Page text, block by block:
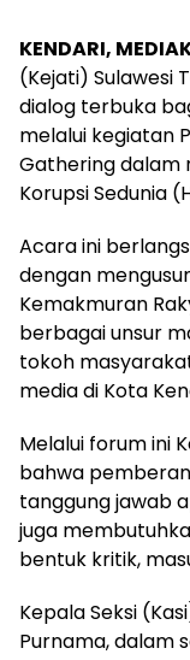
KENDARI,
(Kejati) Sulawesi
dialog terbuka
melalui kegiatan
Gathering dalam
Korupsi Sedunia
Acara ini
dengan
Kemakmuran
berbagai unsur
tokoh
media di Kota
Melalui forum ini
bahwa
tanggung jawab
juga
bentuk kritik,
Kepala Seksi
Purnama, dalam